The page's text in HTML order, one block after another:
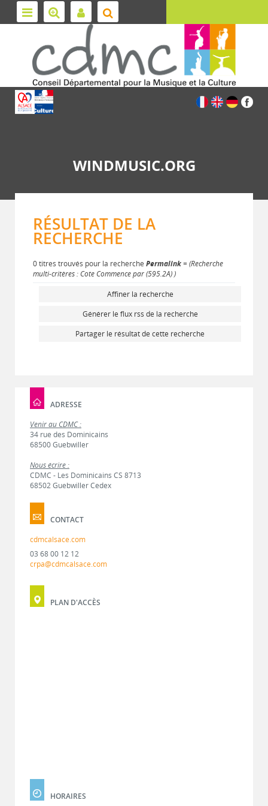
WINDMUSIC.ORG
RÉSULTAT DE LA
RECHERCHE
0 titres trouvés pour la recherche Permalink= (Recherche
multi-critères : Cote Commence par (595.2A) )
Affiner la recherche
Générer le flux rss de la recherche
Partager le résultat de cette recherche
ADRESSE
Venir au CDMC :
34 rue des Dominicains
68500 Guebwiller
Nous écrire :
CDMC - Les Dominicains CS 8713
68502 Guebwiller Cedex
CONTACT
cdmcalsace.com
03 68 00 12 12
crpa@cdmcalsace.com
PLAN D'ACCÈS
HORAIRES